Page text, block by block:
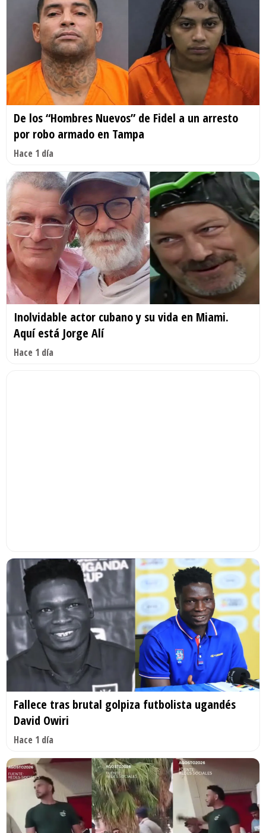
De los “Hombres Nuevos” de Fidel a un arresto
por robo armado en Tampa
Hace 1 día
Inolvidable actor cubano y su vida en Miami.
Aquí está Jorge Alí
Hace 1 día
Fallece tras brutal golpiza futbolista ugandés
David Owiri
Hace 1 día